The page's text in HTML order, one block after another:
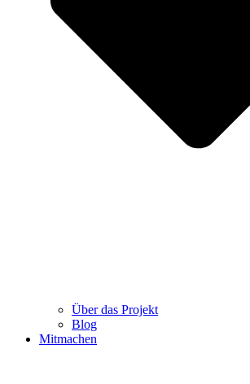
Über das Projekt
Blog
Mitmachen